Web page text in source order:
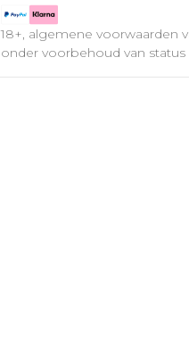
18+, algemene voorwaarden
onder voorbehoud van status